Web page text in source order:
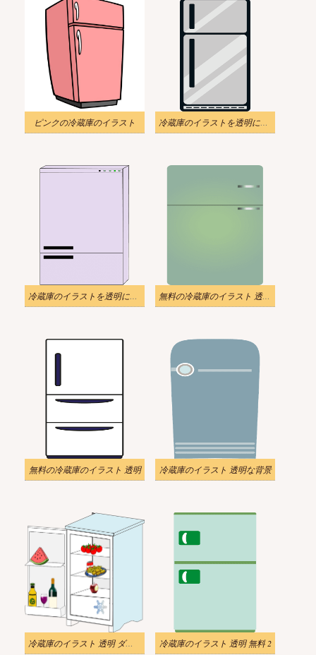
ピンクの冷蔵庫のイラスト 冷蔵庫のイラストを透明にダウンロード 2
冷蔵庫のイラストを透明にダウンロード 無料の冷蔵庫のイラスト 透明な背景
無料の冷蔵庫のイラスト 透明 冷蔵庫のイラスト 透明な背景
冷蔵庫のイラスト 透明 ダウンロード 冷蔵庫のイラスト 透明 無料 2